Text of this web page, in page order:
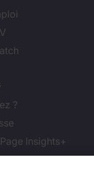
?
Insights+